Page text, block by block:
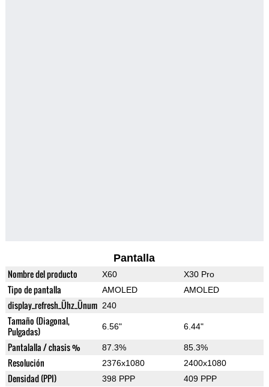
Pantalla
Nombre del producto X60 X30 Pro
Tipo de pantalla AMOLED AMOLED
display_refresh_Ühz_Ünum 240
Tamaño (Diagonal,
Pulgadas)
6.56" 6.44"
Pantalalla / chasis % 87.3% 85.3%
Resolución 2376x1080 2400x1080
Densidad (PPI) 398 PPP 409 PPP